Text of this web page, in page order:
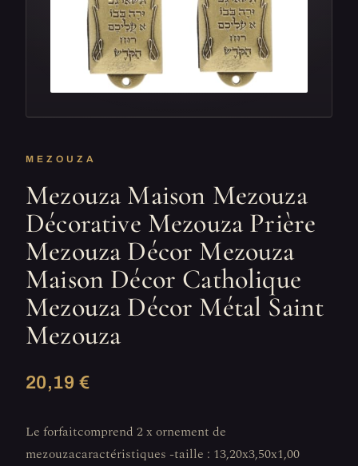
MEZOUZA
Mezouza Maison Mezouza
Décorative Mezouza Prière
Mezouza Décor Mezouza
Maison Décor Catholique
Mezouza Décor Métal Saint
Mezouza
20,19 €
Le forfaitcomprend 2 x ornement de
mezouzacaractéristiques -taille : 13,20x3,50x1,00